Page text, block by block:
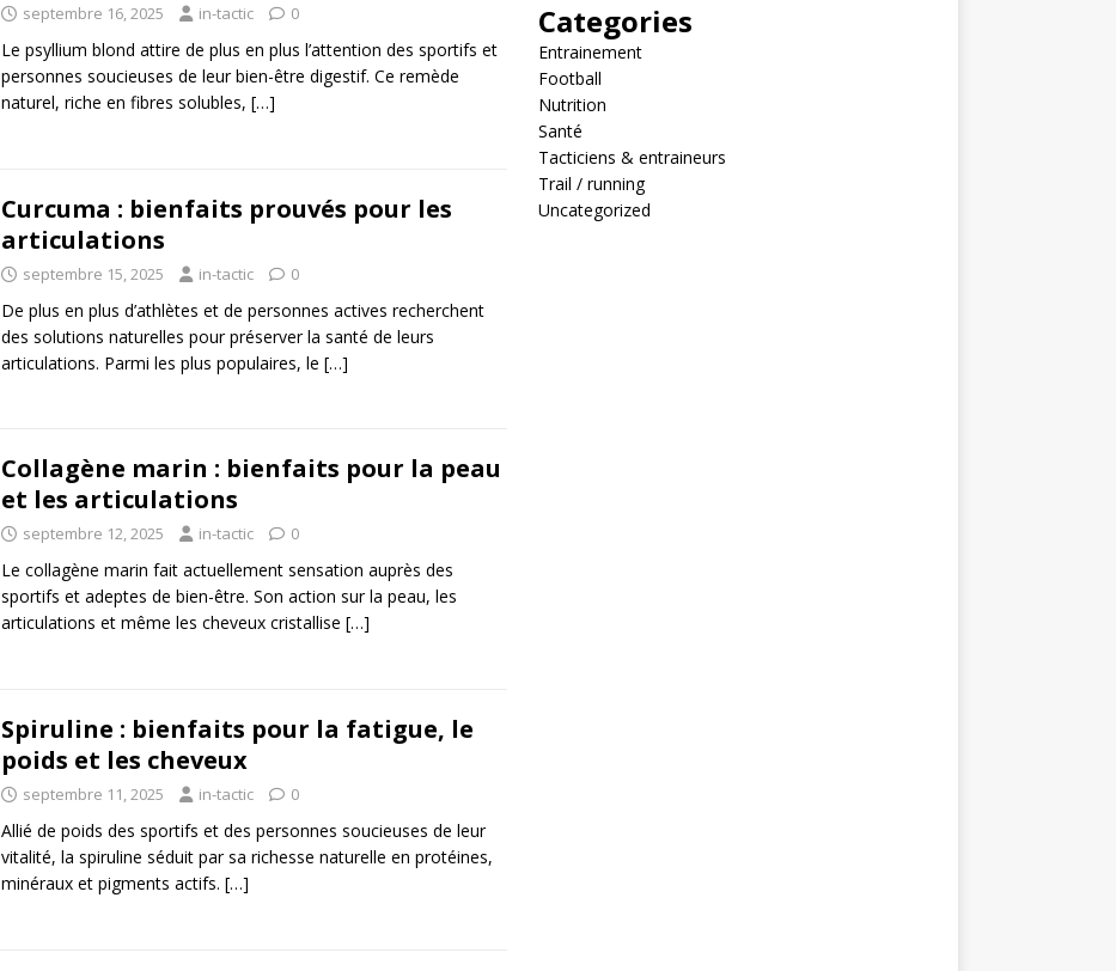
septembre 16, 2025 in-tactic 0
Le psyllium blond attire de plus en plus l’attention des sportifs et
personnes soucieuses de leur bien-être digestif. Ce remède
naturel, riche en fibres solubles, […]
Curcuma : bienfaits prouvés pour les
articulations
septembre 15, 2025 in-tactic 0
De plus en plus d’athlètes et de personnes actives recherchent
des solutions naturelles pour préserver la santé de leurs
articulations. Parmi les plus populaires, le […]
Collagène marin : bienfaits pour la peau
et les articulations
septembre 12, 2025 in-tactic 0
Le collagène marin fait actuellement sensation auprès des
sportifs et adeptes de bien-être. Son action sur la peau, les
articulations et même les cheveux cristallise […]
Spiruline : bienfaits pour la fatigue, le
poids et les cheveux
septembre 11, 2025 in-tactic 0
Allié de poids des sportifs et des personnes soucieuses de leur
vitalité, la spiruline séduit par sa richesse naturelle en protéines,
minéraux et pigments actifs. […]
Categories
Entrainement
Football
Nutrition
Santé
Tacticiens & entraineurs
Trail / running
Uncategorized